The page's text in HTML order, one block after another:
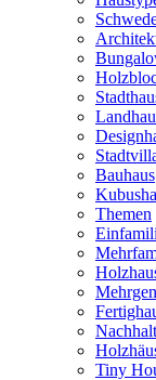
Bauhaus
Themen
Tiny